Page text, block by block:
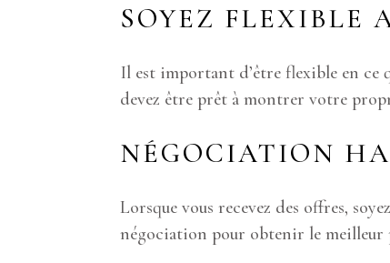
SOYEZ FLEXIBLE
Il est important d’être flexible en ce
devez être prêt à montrer votre
NÉGOCIATION
Lorsque vous recevez des offres,
négociation pour obtenir le